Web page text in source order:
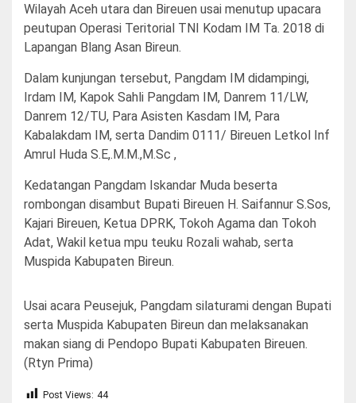
Wilayah Aceh utara dan Bireuen usai menutup upacara
peutupan Operasi Teritorial TNI Kodam IM Ta. 2018 di
Lapangan Blang Asan Bireun.
Dalam kunjungan tersebut, Pangdam IM didampingi,
Irdam IM, Kapok Sahli Pangdam IM, Danrem 11/LW,
Danrem 12/TU, Para Asisten Kasdam IM, Para
Kabalakdam IM, serta Dandim 0111/ Bireuen Letkol Inf
Amrul Huda S.E,.M.M.,M.Sc ,
Kedatangan Pangdam Iskandar Muda beserta
rombongan disambut Bupati Bireuen H. Saifannur S.Sos,
Kajari Bireuen, Ketua DPRK, Tokoh Agama dan Tokoh
Adat, Wakil ketua mpu teuku Rozali wahab, serta
Muspida Kabupaten Bireun.
Usai acara Peusejuk, Pangdam silaturami dengan Bupati
serta Muspida Kabupaten Bireun dan melaksanakan
makan siang di Pendopo Bupati Kabupaten Bireuen.
(Rtyn Prima)
Post Views: 44